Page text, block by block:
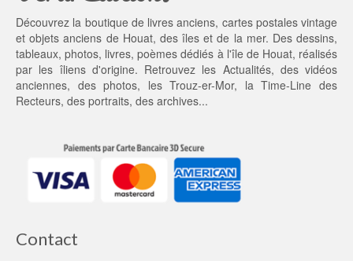
5,
0
0 €.
Découvrez la boutique de livres anciens, cartes postales vintage
et objets anciens de Houat, des îles et de la mer. Des dessins,
tableaux, photos, livres, poèmes dédiés à l'île de Houat, réalisés
par les îliens d'origine. Retrouvez les Actualités, des vidéos
anciennes, desphotos, lesTrouz-er-Mor, laTime-Line des
Recteurs, des portraits, des archives...
Contact